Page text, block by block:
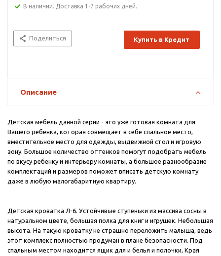
В наличии. Доставка 1-7 рабочих дней.
Поделиться Купить в Кредит
Описание
Детская мебель данной серии - это уже готовая комната для
Вашего ребенка, которая совмещает в себе спальное место,
вместительное место для одежды, выдвижной стол и игровую
зону. Большое количество оттенков помогут подобрать мебель
по вкусу ребенку и интерьеру комнаты, а большое разнообразие
комплектаций и размеров поможет вписать детскую комнату
даже в любую малогабаритную квартиру.
Детская кроватка Л-6. Устойчивые ступеньки из массива сосны в
натуральном цвете, большая полка для книг и игрушек. Небольшая
высота. На такую кроватку не страшно переложить малыша, ведь
этот комплекс полностью продуман в плане безопасности. Под
спальным местом находится ящик для и белья и полочки, Края